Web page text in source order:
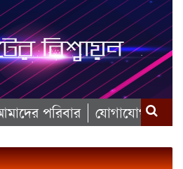
পরিবার যোগাযোগ